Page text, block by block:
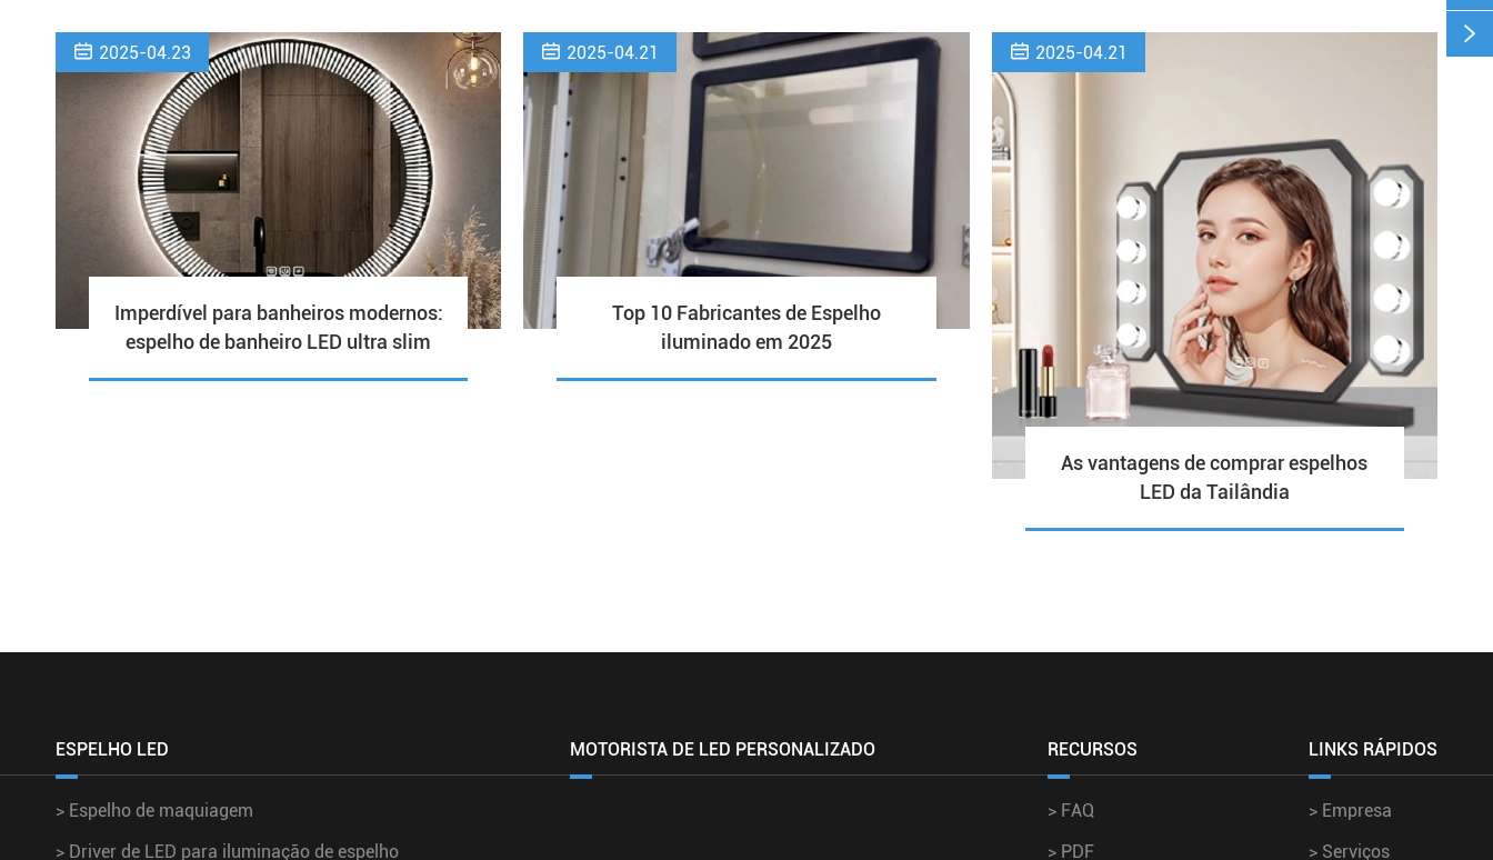
 2025-04.23
Imperdível para banheiros modernos:
espelho de banheiro LED ultra slim
 2025-04.21
Top 10 Fabricantes de Espelho
iluminado em 2025
 2025-04.21
As vantagens de comprar espelhos
LED da Tailândia
ESPELHO LED
> Espelho de maquiagem
> Driver de LED para iluminação de espelho
MOTORISTA DE LED PERSONALIZADO RECURSOS
>FAQ
>PDF
LINKS RÁPIDOS
>Empresa
>Serviços
